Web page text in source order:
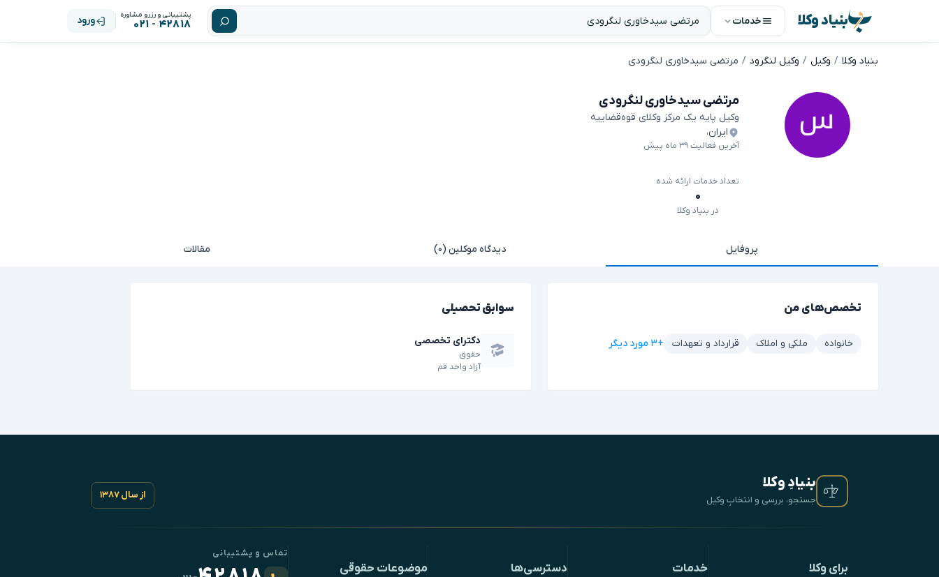
بنیاد وکلا خدمات پشتیبانی و رزرو مشاوره
۴۲۸۱۸ - ۰۲۱ ورود
بنیاد وکلا وکیل وکیل لنگرود مرتضی سیدخاوری لنگرودی
مرتضی سیدخاوری لنگرودی
وکیل پایه یک مرکز وکلای قوه‌قضاییه
ایران،
آخرین فعالیت ۳۹ ماه پیش
تعداد خدمات ارائه شده
۰
در بنیاد وکلا
پروفایل دیدگاه موکلین (۰) مقالات
تخصص‌های من
خانواده ملکی و املاک قرارداد و تعهدات +۳ مورد دیگر
سوابق تحصیلی
دکترای تخصصی
حقوق
آزاد واحد قم
بنیادِ وکلا
جستجو، بررسی و انتخابِ وکیل از سال ۱۳۸۷
برای وکلا خدمات دسترسی‌ها موضوعات حقوقی
تماس و پشتیبانی